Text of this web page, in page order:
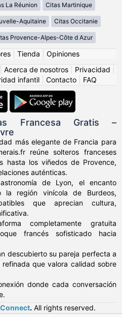
La Réunion Citas Martinique
Aquitaine Citas Occitanie
Provence-Alpes-Côte d Azur
Tienda
Opiniones
Acerca de nosotros Privacidad
infantil Contacto FAQ
Francesa Gratis –
más elegante de Francia para
reúne solteros franceses
hasta los viñedos de Provence,
auténticas.
de Lyon, el encanto
la región vinícola de Burdeos,
que aprecian cultura,
completamente gratuita
francés sofisticado hacia
descubierto su pareja perfecta a
que valora calidad sobre
donde cada conversación
Connect. All rights reserved.